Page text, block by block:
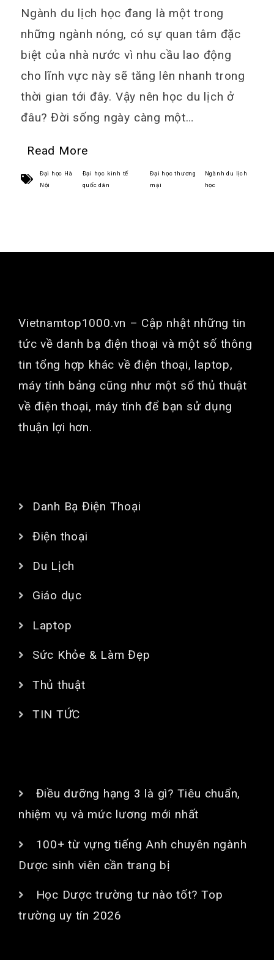
Ngành du lịch học đang là một trong
những ngành nóng, có sự quan tâm đặc
biệt của nhà nước vì nhu cầu lao động
cho lĩnh vực này sẽ tăng lên nhanh trong
thời gian tới đây. Vậy nên học du lịch ở
đâu? Đời sống ngày càng một…
Read More
Đại học Hà
Nội
Đại học kinh tế
quốc dân
Đại học thương
mại
Ngành du lịch
học
Vietnamtop1000.vn – Cập nhật những tin
tức về danh bạ điện thoại và một số thông
tin tổng hợp khác về điện thoại, laptop,
máy tính bảng cũng như một số thủ thuật
về điện thoại, máy tính để bạn sử dụng
thuận lợi hơn.
Danh Bạ Điện Thoại
Điện thoại
Du Lịch
Giáo dục
Laptop
Sức Khỏe & Làm Đẹp
Thủ thuật
TIN TỨC
Điều dưỡng hạng 3 là gì? Tiêu chuẩn,
nhiệm vụ và mức lương mới nhất
100+ từ vựng tiếng Anh chuyên ngành
Dược sinh viên cần trang bị
Học Dược trường tư nào tốt? Top
trường uy tín 2026